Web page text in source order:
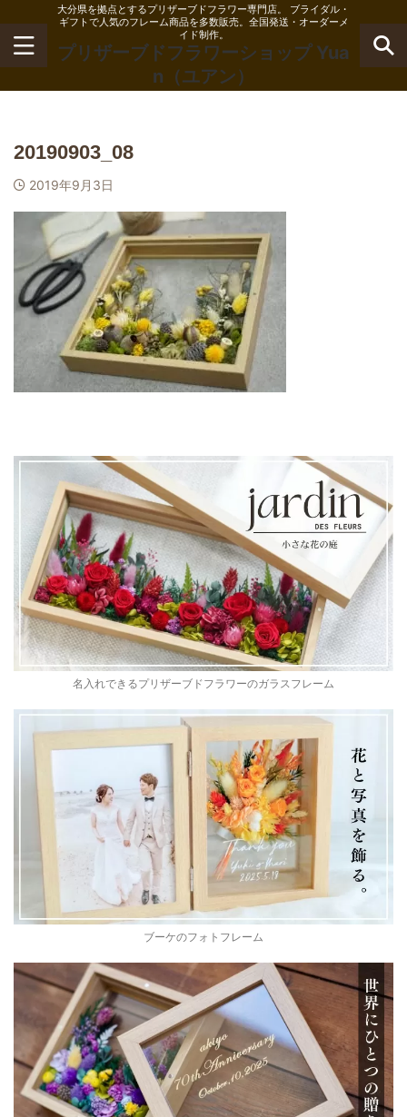
大分県を拠点とするプリザーブドフラワー専門店。 ブライダル・
ギフトで人気のフレーム商品を多数販売。全国発送・オーダーメ
イド制作。
プリザーブドフラワーショップ Yua
n（ユアン）
20190903_08
2019年9月3日
名入れできるプリザーブドフラワーのガラスフレーム
ブーケのフォトフレーム